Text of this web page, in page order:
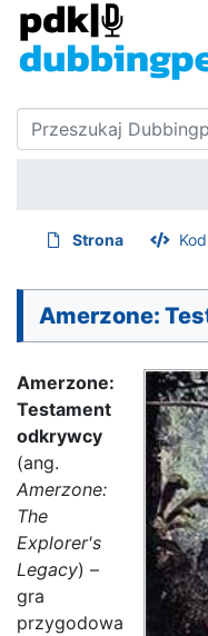
Strona
Amerzone:
Amerzone:
Testament
odkrywcy
(ang.
Amerzone:
The
Explorer's
Legacy) –
gra
przygodowa